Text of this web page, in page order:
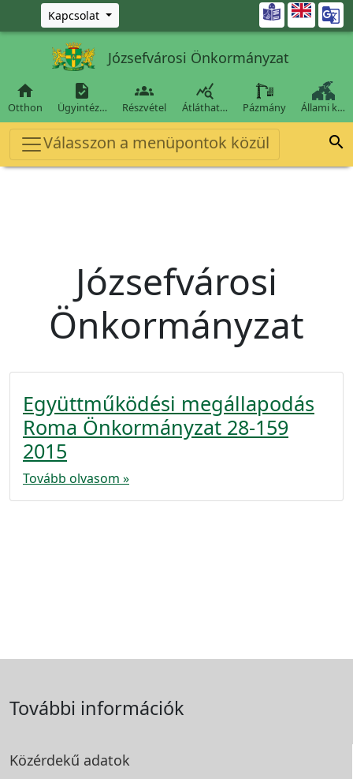
Ugrás a fő tartalomra
Kapcsolat 
Józsefvárosi Önkormányzat

Otthon

Ügyintéz…

Részvétel

Átláthat… Pázmány Állami k…
Válasszon a menüpontok közül 
Józsefvárosi
Önkormányzat
Együttműködési megállapodás
Roma Önkormányzat 28-159
2015
Tovább olvasom »
További információk
Közérdekű adatok